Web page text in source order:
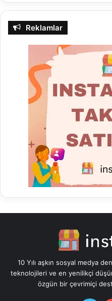
Reklamlar
10 Yılı aşkın sosyal medya
teknolojileri ve en yenilikçi
özgün bir çevrimiçi